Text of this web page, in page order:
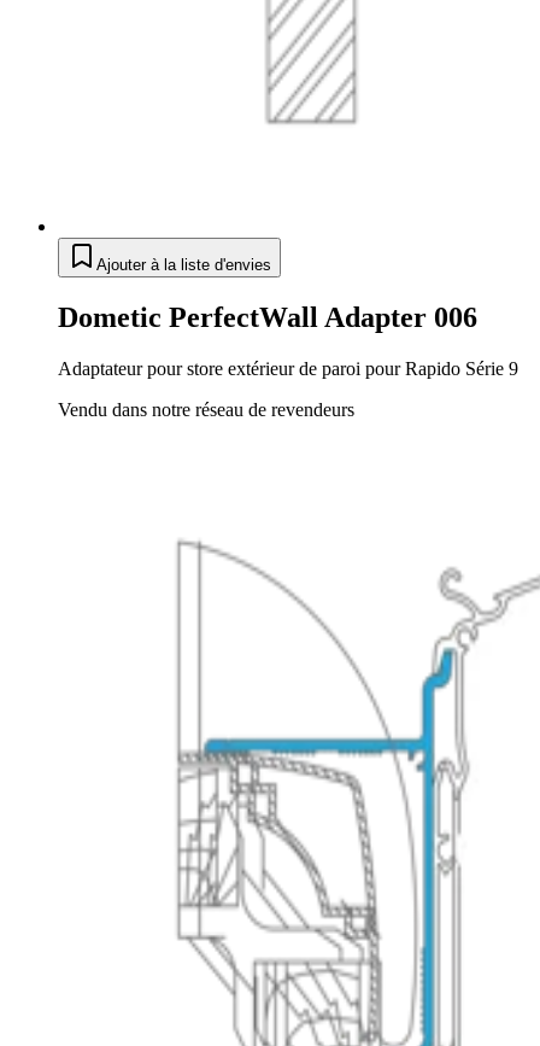
Ajouter à la liste d'envies
Dometic PerfectWall Adapter 006
Adaptateur pour store extérieur de paroi pour Rapido Série 9
Vendu dans notre réseau de revendeurs